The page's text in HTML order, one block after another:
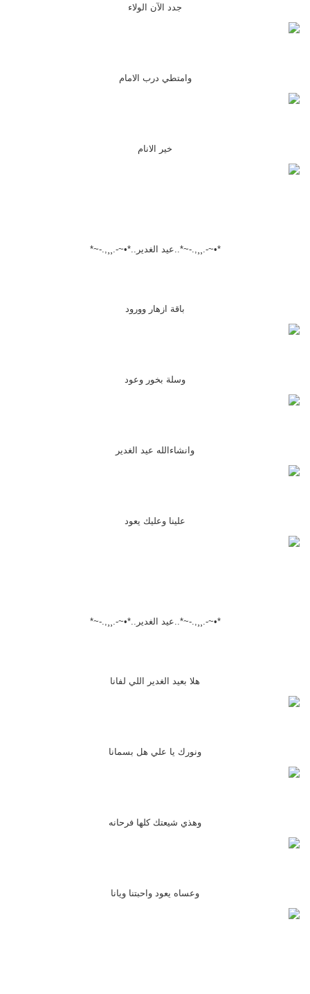
جدد الآن الولاء
وامتطي درب الامام
خير الانام
*•~-.¸¸,.-~*..عيد الغدير..*•~-.¸¸,.-~*
باقة ازهار وورود
وسلة بخور وعود
وانشاءالله عيد الغدير
علينا وعليك يعود
*•~-.¸¸,.-~*..عيد الغدير..*•~-.¸¸,.-~*
هلا بعيد الغدير اللي لفانا
ونورك يا علي هل بسمانا
وهذي شيعتك كلها فرحانه
وعساه يعود واحبتنا ويانا